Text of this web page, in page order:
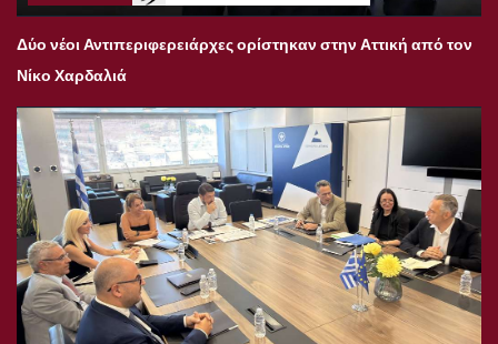
Δύο νέοι Αντιπεριφερειάρχες ορίστηκαν στην Αττική από τον
Νίκο Χαρδαλιά